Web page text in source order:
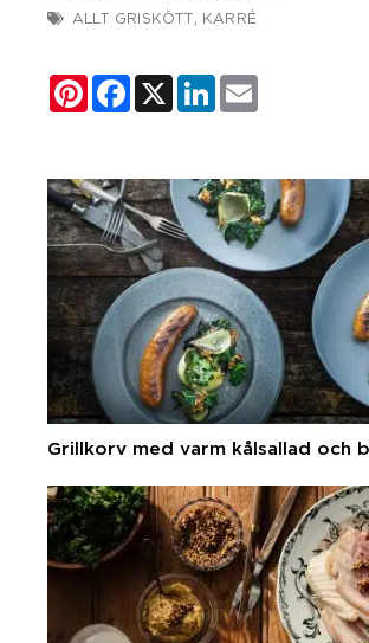
ALLT GRISKÖTT
KARRÉ
PinterestFacebook
X LinkedIn
Grillkorv med varm kålsallad och